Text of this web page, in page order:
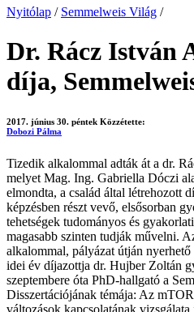
Nyitólap / Semmelweis Világ /
Dr. Rácz István
díja,
2017. június 30. péntek Közzétette:
Dobozi Pálma
Tizedik alkalommal adták át a dr.
melyet Mag. Ing. Gabriella Dóczi
elmondta, a család által létrehozott
képzésben részt vevő, elsősorban
tehetségek tudományos és
magasabb szinten tudják művelni.
alkalommal, pályázat útján
idei év díjazottja dr. Hujber Zoltán
szeptembere óta PhD-hallgató a
Disszertációjának témája: Az
változások kapcsolatának